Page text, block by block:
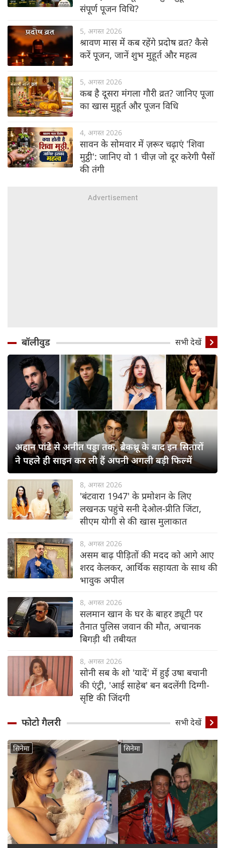
संपूर्ण पूजन विधि?
5, अगस्त 2026
श्रावण मास में कब रहेंगे प्रदोष व्रत? कैसे
करें पूजन, जानें शुभ मुहूर्त और महत्व
5, अगस्त 2026
कब है दूसरा मंगला गौरी व्रत? जानिए पूजा
का खास मुहूर्त और पूजन विधि
4, अगस्त 2026
सावन के सोमवार में ज़रूर चढ़ाएं 'शिवा
मुट्ठी': जानिए वो 1 चीज़ जो दूर करेगी पैसों
की तंगी
बॉलीवुड सभी देखें
अहान पांडे से अनीत पड्डा तक, ब्रेकथ्रू के बाद इन सितारों
ने पहले ही साइन कर ली हैं अपनी अगली बड़ी फिल्में
8, अगस्त 2026
'बंटवारा 1947' के प्रमोशन के लिए
लखनऊ पहुंचे सनी देओल-प्रीति जिंटा,
सीएम योगी से की खास मुलाकात
8, अगस्त 2026
असम बाढ़ पीड़ितों की मदद को आगे आए
शरद केलकर, आर्थिक सहायता के साथ की
भावुक अपील
8, अगस्त 2026
सलमान खान के घर के बाहर ड्यूटी पर
तैनात पुलिस जवान की मौत, अचानक
बिगड़ी थी तबीयत
8, अगस्त 2026
सोनी सब के शो 'यादें' में हुई उषा बचानी
की एंट्री, 'आई साहेब' बन बदलेंगी दिग्गी-
सृष्टि की जिंदगी
फोटो गैलरी सभी देखेंDetail
सिनेमा सिनेमा